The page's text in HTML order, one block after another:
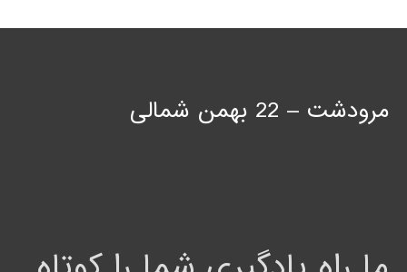
مرودشت – 22 بهمن شمالی